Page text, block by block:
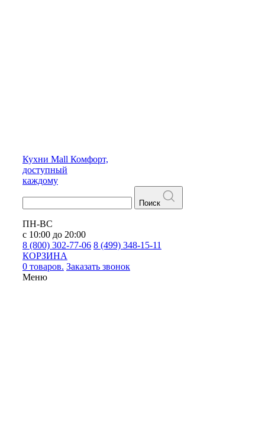
Кухни Mall Комфорт,
доступный
каждому
Поиск
ПН-ВС
с 10:00 до 20:00
8 (800) 302-77-06 8 (499) 348-15-11
КОРЗИНА
0 товаров. Заказать звонок
Меню